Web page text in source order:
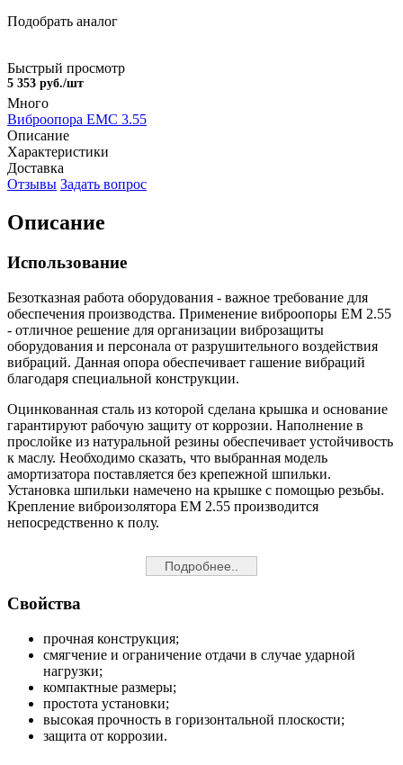
Подобрать аналог
Быстрый просмотр
5 353 руб./шт
Много
Виброопора EMC 3.55
Описание
Характеристики
Доставка
Отзывы Задать вопрос
Описание
Использование
Безотказная работа оборудования - важное требование для
обеспечения производства. Применение виброопоры EM 2.55
- отличное решение для организации виброзащиты
оборудования и персонала от разрушительного воздействия
вибраций. Данная опора обеспечивает гашение вибраций
благодаря специальной конструкции.
Оцинкованная сталь из которой сделана крышка и основание
гарантируют рабочую защиту от коррозии. Наполнение в
прослойке из натуральной резины обеспечивает устойчивость
к маслу. Необходимо сказать, что выбранная модель
амортизатора поставляется без крепежной шпильки.
Установка шпильки намечено на крышке с помощью резьбы.
Крепление виброизолятора EM 2.55 производится
непосредственно к полу.
Подробнее..
Свойства
прочная конструкция;
смягчение и ограничение отдачи в случае ударной
нагрузки;
компактные размеры;
простота установки;
высокая прочность в горизонтальной плоскости;
защита от коррозии.